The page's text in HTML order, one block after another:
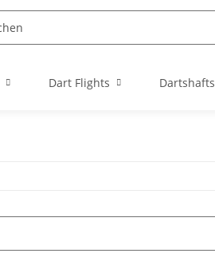
Dart Flights Dartshafts